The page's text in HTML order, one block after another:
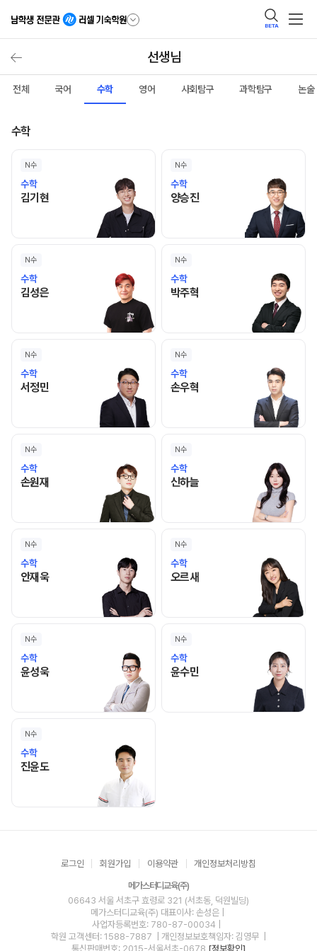
BETA
선생님
전체 국어 수학 영어 사회탐구 과학탐구 논술
수학
N수
수학
김기현김기현 선생님 홈 바로가기
N수
수학
양승진양승진 선생님 홈 바로가기
N수
수학
김성은김성은 선생님 홈 바로가기
N수
수학
박주혁 박주혁 선생님 홈 바로가기
N수
수학
서정민 서정민 선생님 홈 바로가기
N수
수학
손우혁 손우혁 선생님 홈 바로가기
N수
수학
손원재손원재 선생님 홈 바로가기
N수
수학
신하늘신하늘 선생님 홈 바로가기
N수
수학
안재욱안재욱 선생님 홈 바로가기
N수
수학
오르새오르새 선생님 홈 바로가기
N수
수학
윤성욱윤성욱 선생님 홈 바로가기
N수
수학
윤수민 윤수민 선생님 홈 바로가기
N수
수학
진윤도진윤도 선생님 홈 바로가기
로그인 회원가입 이용약관 개인정보처리방침
메가스터디교육(주)
06643 서울 서초구 효령로 321 (서초동, 덕원빌딩)
메가스터디교육(주) 대표이사: 손성은 |
사업자등록번호: 780-87-00034
학원 고객센터: 1588-7887
| 개인정보보호책임자: 김영무
통신판매번호: 2015-서울서초-0678 [정보확인]